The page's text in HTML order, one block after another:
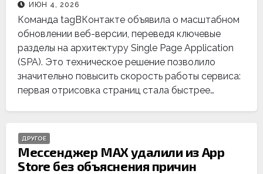
ИЮН 4, 2026
Команда tagВКонтакте объявила о масштабном
обновлении веб-версии, переведя ключевые
разделы на архитектуру Single Page Application
(SPA). Это техническое решение позволило
значительно повысить скорость работы сервиса:
первая отрисовка страниц стала быстрее…
ДРУГОЕ
Мессенджер MAX удалили из App
Store без объяснения причин